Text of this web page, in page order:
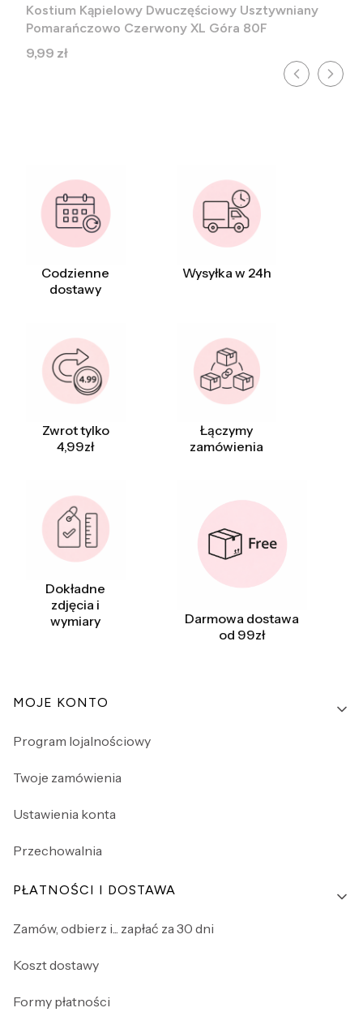
Kostium Kąpielowy Dwuczęściowy Usztywniany
Pomarańczowo Czerwony XL Góra 80F
Cena
9,99 zł
Codzienne
dostawy
Wysyłka w 24h
Zwrot tylko
4,99zł
Łączymy
zamówienia
Dokładne
zdjęcia i
wymiary
Darmowa dostawa
od 99zł
Linki w stopce
MOJE KONTO
Program lojalnościowy
Twoje zamówienia
Ustawienia konta
Przechowalnia
PŁATNOŚCI I DOSTAWA
Zamów, odbierz i... zapłać za 30 dni
Koszt dostawy
Formy płatności